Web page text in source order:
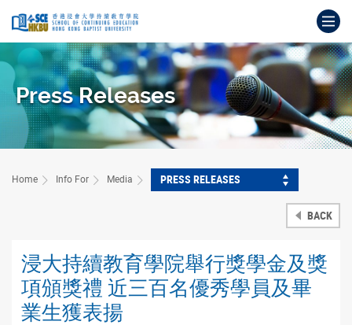
content
start
Press Releases
Home Info For Media PRESS RELEASES
BACK
浸大持續教育學院舉行獎學金及獎
項頒獎禮 近三百名優秀學員及畢
業生獲表揚